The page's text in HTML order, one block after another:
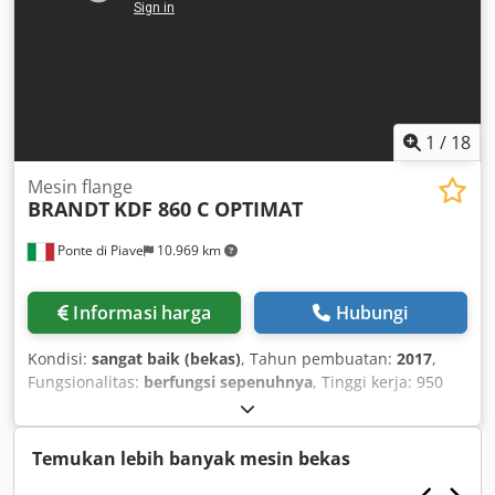
1 / 18
Ponte di Piave 10.969 km
Mesin flange
BRANDT KDF 860 C OPTIMAT
Informasi harga Hubungi
Kondisi: sangat baik (bekas), Tahun pembuatan: 2017,
Fungsionalitas: berfungsi sepenuhnya, Tinggi kerja: 950
mm Panjang keseluruhan: 6560 mm dengan pengumpan
sabuk Unit pengantar/pemotong awal Unit perekatan Unit
pemotong miring/lurus Penyesuaian pneumatik untuk
pemotong miring/lurus Penyesuaian pneumatik 2 posisi
Temukan lebih banyak mesin bekas